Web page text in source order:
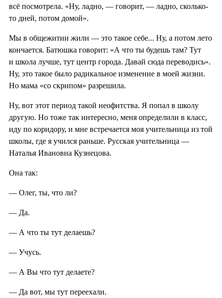
всё посмотрела. «Ну, ладно, — говорит, — ладно, сколько-
то дней, потом домой».
Мы в общежитии жили — это такое себе... Ну, а потом лето
кончается. Батюшка говорит: «А что ты будешь там? Тут
и школа лучше, тут центр города. Давай сюда переводись».
Ну, это такое было радикальное изменение в моей жизни.
Но мама «со скрипом» разрешила.
Ну, вот этот период такой неофитства. Я попал в школу
другую. Но тоже так интересно, меня определили в класс,
иду по коридору, и мне встречается моя учительница из той
школы, где я учился раньше. Русская учительница —
Наталья Ивановна Кузнецова.
Она так:
— Олег, ты, что ли?
— Да.
— А что ты тут делаешь?
— Учусь.
— А Вы что тут делаете?
— Да вот, мы тут переехали.